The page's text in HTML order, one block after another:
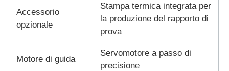
Accessorio
opzionale
Stampa termica integrata per
la produzione del rapporto di
prova
Motore di guida
Servomotore a passo di
precisione